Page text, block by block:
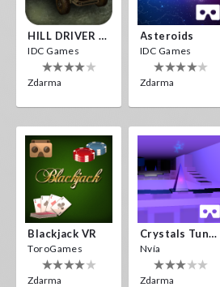
HILL DRIVER VR
IDC Games
Zdarma
Asteroids
IDC Games
Zdarma
Blackjack VR
ToroGames
Zdarma
Crystals Tunnel VR
Nvía
Zdarma